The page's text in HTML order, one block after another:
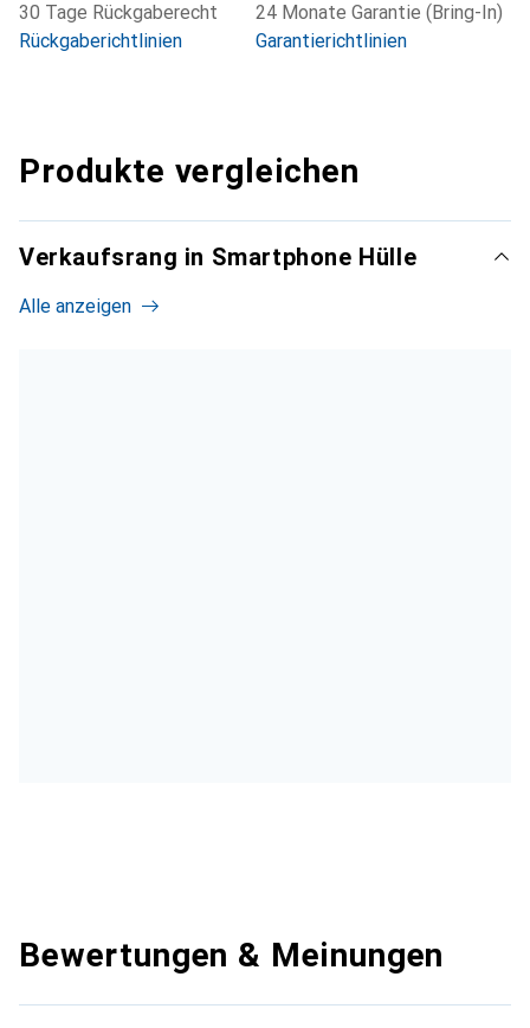
30 Tage Rückgaberecht
Rückgaberichtlinien
24 Monate Garantie (Bring-In)
Garantierichtlinien
Produkte vergleichen
Verkaufsrang in Smartphone Hülle
Alle anzeigen
Bewertungen & Meinungen